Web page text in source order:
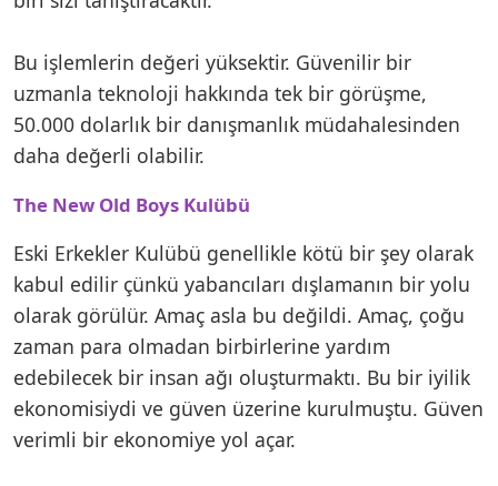
Bu işlemlerin değeri yüksektir. Güvenilir bir
uzmanla teknoloji hakkında tek bir görüşme,
50.000 dolarlık bir danışmanlık müdahalesinden
daha değerli olabilir.
The New Old Boys Kulübü
Eski Erkekler Kulübü genellikle kötü bir şey olarak
kabul edilir çünkü yabancıları dışlamanın bir yolu
olarak görülür. Amaç asla bu değildi. Amaç, çoğu
zaman para olmadan birbirlerine yardım
edebilecek bir insan ağı oluşturmaktı. Bu bir iyilik
ekonomisiydi ve güven üzerine kurulmuştu. Güven
verimli bir ekonomiye yol açar.